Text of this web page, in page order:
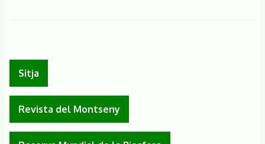
Sitja
Revista del Montseny